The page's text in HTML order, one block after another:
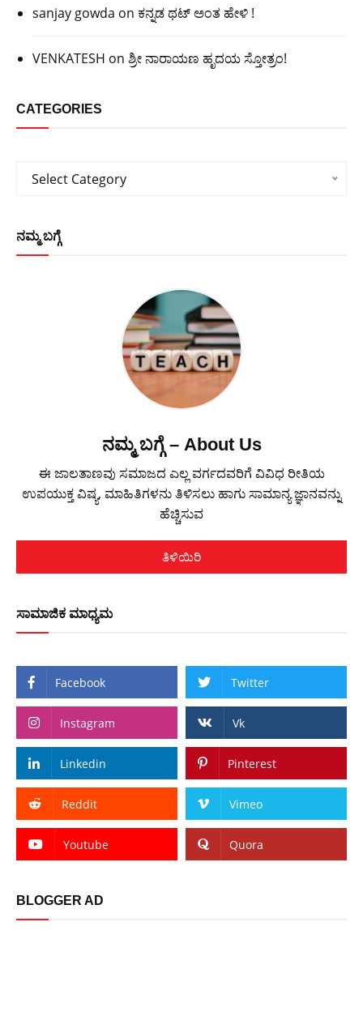
sanjay gowda on ಕನ್ನಡ ಥಟ್ ಅಂತ ಹೇಳಿ !
VENKATESH on ಶ್ರೀ ನಾರಾಯಣ ಹೃದಯ ಸ್ತೋತ್ರಂ!
CATEGORIES
Categories
Select Category
ನಮ್ಮ ಬಗ್ಗೆ
ನಮ್ಮ ಬಗ್ಗೆ – About Us
ಈ ಜಾಲತಾಣವು ಸಮಾಜದ ಎಲ್ಲ ವರ್ಗದವರಿಗೆ ವಿವಿಧ ರೀತಿಯ
ಉಪಯುಕ್ತ ವಿಷ್ಯ, ಮಾಹಿತಿಗಳನು ತಿಳಿಸಲು ಹಾಗು ಸಾಮಾನ್ಯ ಜ್ಞಾನವನ್ನು
ಹೆಚ್ಚಿಸುವ
ತಿಳಿಯಿರಿ
ಸಾಮಾಜಿಕ ಮಾಧ್ಯಮ
Facebook Twitter
Instagram Vk
Linkedin Pinterest
Reddit Vimeo
Youtube Quora
BLOGGER AD